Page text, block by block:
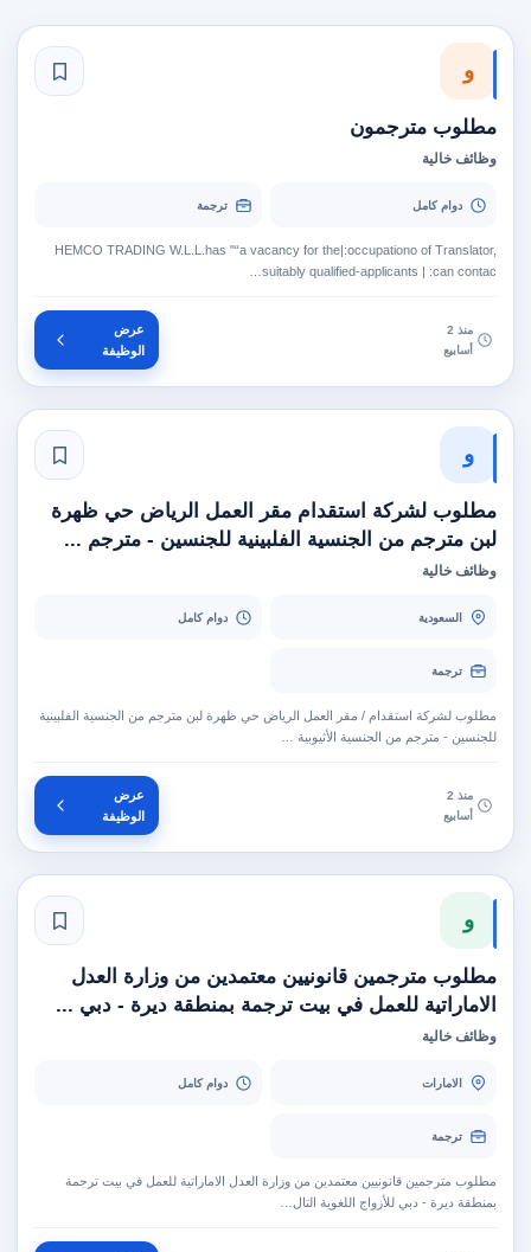
و
مطلوب مترجمون
وظائف خالية
دوام كامل ترجمة
HEMCO TRADING W.L.L.has "“a vacancy for the|:occupationo of Translator,
suitably qualified-applicants | :can contac…
منذ 2
أسابيع
عرض
الوظيفة
و
مطلوب لشركة استقدام مقر العمل الرياض حي ظهرة
لبن مترجم من الجنسية الفلبينية للجنسين - مترجم ...
وظائف خالية
السعودية دوام كامل
ترجمة
مطلوب لشركة استقدام / مقر العمل الرياض حي ظهرة لبن مترجم من الجنسية الفلبينية
للجنسين - مترجم من الجنسية الأثيوبية …
منذ 2
أسابيع
عرض
الوظيفة
و
مطلوب مترجمين قانونيين معتمدين من وزارة العدل
الاماراتية للعمل في بيت ترجمة بمنطقة ديرة - دبي ...
وظائف خالية
الامارات دوام كامل
ترجمة
مطلوب مترجمين قانونيين معتمدين من وزارة العدل الاماراتية للعمل في بيت ترجمة
بمنطقة ديرة - دبي للأزواج اللغوية التال…